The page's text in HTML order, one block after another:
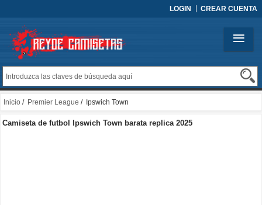
LOGIN CREAR CUENTA
Inicio / Premier League / Ipswich Town
Camiseta de futbol Ipswich Town barata replica 2025